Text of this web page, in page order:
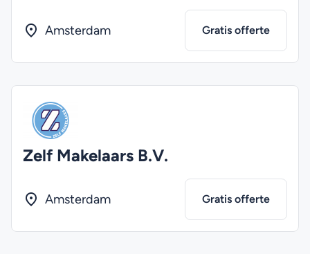
Amsterdam Gratis offerte
Zelf Makelaars B.V.
Amsterdam Gratis offerte